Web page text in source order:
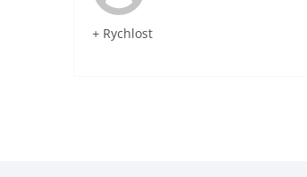
+ Rychlost